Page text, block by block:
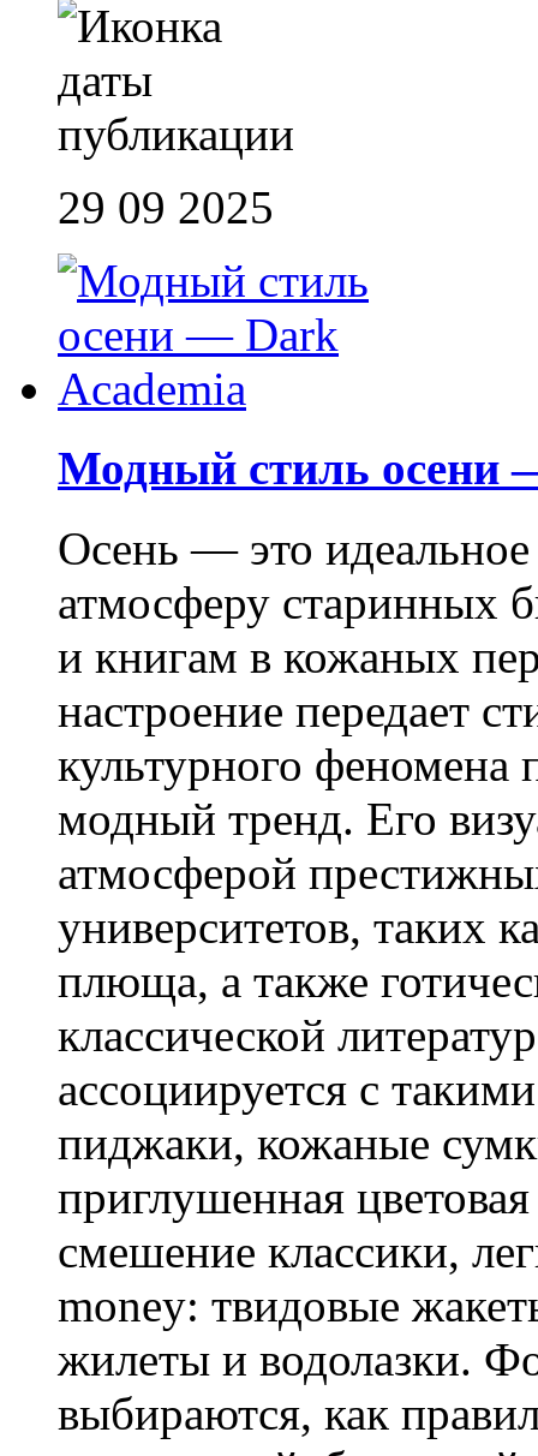
29 09 2025
Модный стиль осени
Осень — это
атмосферу старинных
и книгам в кожаных
настроение передает
культурного феномена
модный тренд. Его
атмосферой
университетов, таких
плюща, а также
классической
ассоциируется с
пиджаки, кожаные
приглушенная
смешение классики,
money: твидовые
жилеты и водолазки.
выбираются, как